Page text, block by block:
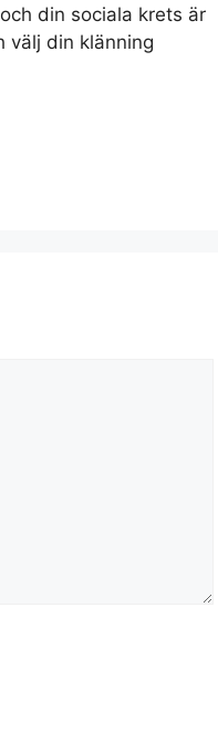
din sociala krets är
välj din klänning